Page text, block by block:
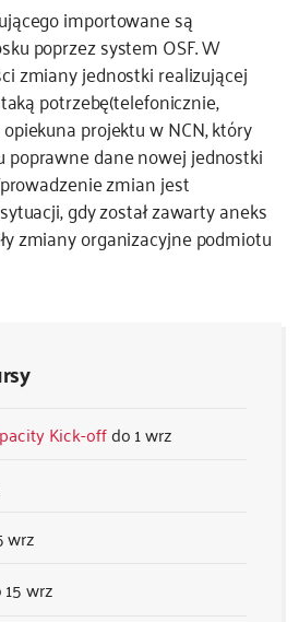
Kick-off
1 wrz
wrz
15 wrz
importowane są
poprzez system OSF. W
zmiany jednostki realizującej
potrzebę(telefonicznie,
projektu w NCN, który
dane nowej jednostki
zmian jest
gdy został zawarty aneks
zmiany organizacyjne podmiotu